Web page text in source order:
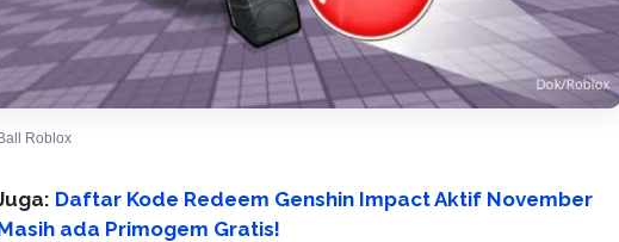
Roblox
Daftar Kode Redeem Genshin Impact Aktif November
ada Primogem Gratis!